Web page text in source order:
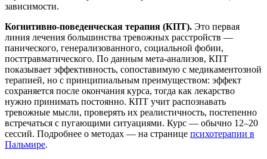
зависимости.
Когнитивно-поведенческая терапия (КПТ). Это первая
линия лечения большинства тревожных расстройств —
панического, генерализованного, социальной фобии,
посттравматического. По данным мета-анализов, КПТ
показывает эффективность, сопоставимую с медикаментозной
терапией, но с принципиальным преимуществом: эффект
сохраняется после окончания курса, тогда как лекарство
нужно принимать постоянно. КПТ учит распознавать
тревожные мысли, проверять их реалистичность, постепенно
встречаться с пугающими ситуациями. Курс — обычно 12–20
сессий. Подробнее о методах — на странице психотерапии в
Пальмире.